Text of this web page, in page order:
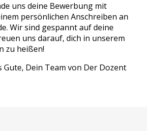
uns deine Bewerbung mit
persönlichen Anschreiben an
Wir sind gespannt auf deine
uns darauf, dich in unserem
zu heißen!
Gute, Dein Team von Der Dozent